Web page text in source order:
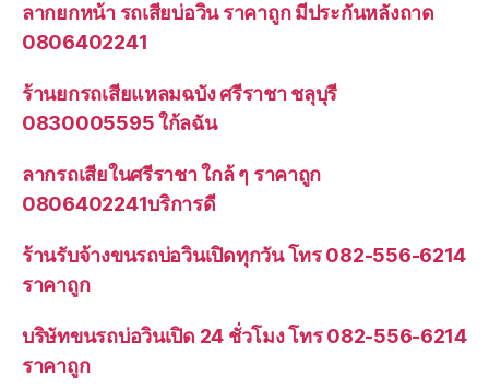
ลากยกหน้า รถเสียบ่อวิน ราคาถูก มีประกันหลังถาด
0806402241
ร้านยกรถเสียแหลมฉบัง ศรีราชา ชลุบุรี
0830005595 ใก้ลฉัน
ลากรถเสียในศรีราชา ใกล้ ๆ ราคาถูก
0806402241บริการดี
ร้านรับจ้างขนรถบ่อวินเปิดทุกวัน โทร 082-556-6214
ราคาถูก
บริษัทขนรถบ่อวินเปิด 24 ชั่วโมง โทร 082-556-6214
ราคาถูก